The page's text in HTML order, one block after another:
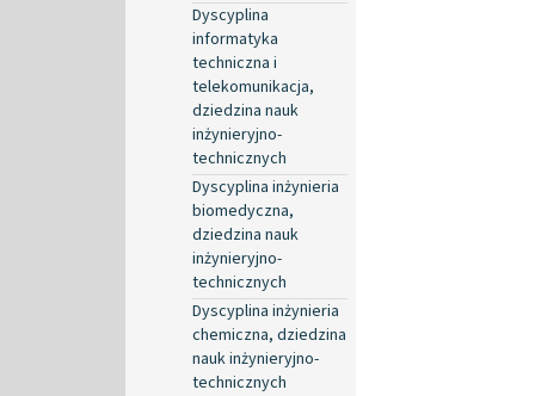
Dyscyplina
informatyka
techniczna i
telekomunikacja,
dziedzina nauk
inżynieryjno-
technicznych
Dyscyplina inżynieria
biomedyczna,
dziedzina nauk
inżynieryjno-
technicznych
Dyscyplina inżynieria
chemiczna, dziedzina
nauk inżynieryjno-
technicznych